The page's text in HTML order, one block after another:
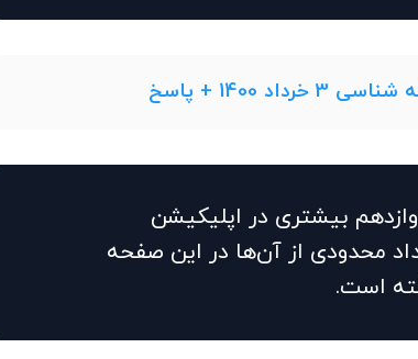
1400 + پاسخ
بیشتری در اپلیکیشن
محدودی از آن‌ها در این صفحه
است.